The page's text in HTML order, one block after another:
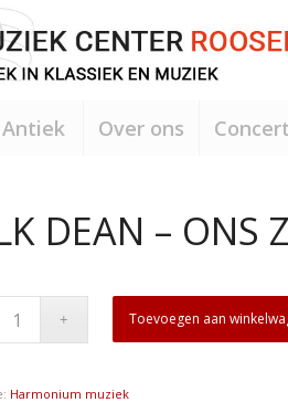
Antiek Over ons
DEAN – ONS
Toevoegen aan
Harmonium muziek